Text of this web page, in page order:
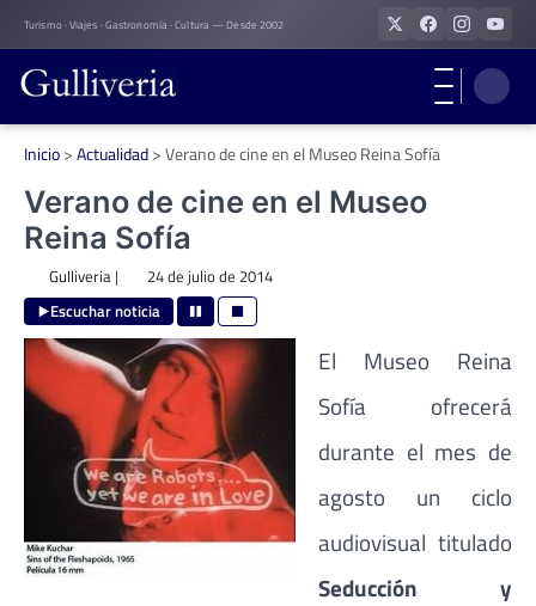
Skip
to
content
Turismo · Viajes · Gastronomía · Cultura — Desde 2002
Inicio>Actualidad>Verano de cine en el Museo Reina Sofía
Verano de cine en el Museo
Reina Sofía
Gulliveria| 24 de julio de 2014
Escuchar noticia
El Museo Reina
Sofía ofrecerá
durante el mes de
agosto un ciclo
audiovisual titulado
Seducción y